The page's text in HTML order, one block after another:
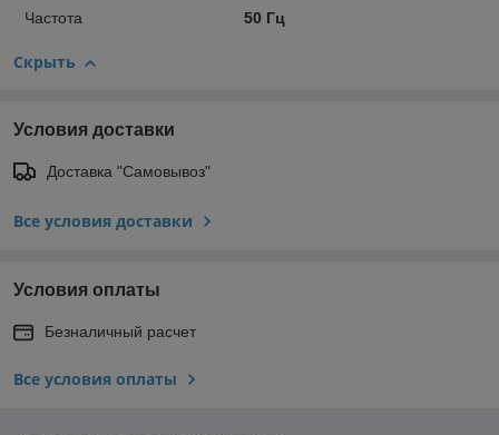
Частота
50 Гц
Скрыть
Условия доставки
Доставка "Самовывоз"
Все условия доставки
Условия оплаты
Безналичный расчет
Все условия оплаты